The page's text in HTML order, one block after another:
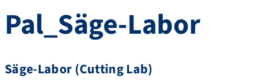
Pal_Säge-Labor
Säge-Labor (Cutting Lab)